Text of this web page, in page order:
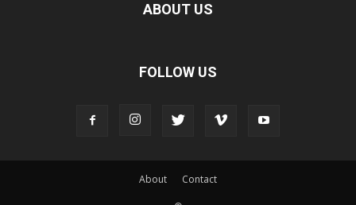
ABOUT US
FOLLOW US
About Contact